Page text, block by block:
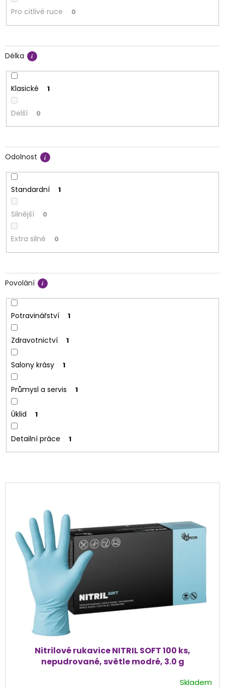
Pro citlivé ruce 0
Délka
Klasické 1
Delší 0
Odolnost
Standardní 1
Silnější 0
Extra silné 0
Povolání
Potravinářství 1
Zdravotnictví 1
Salony krásy 1
Průmysl a servis 1
Úklid 1
Detailní práce 1
V
Nitrilové rukavice NITRIL SOFT 100 ks,
nepudrované, světle modré, 3.0 g
Skladem